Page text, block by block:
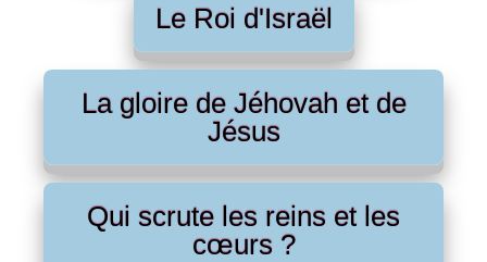
Le Roi d'Israël
La gloire de Jéhovah et de
Jésus
Qui scrute les reins et les
cœurs ?